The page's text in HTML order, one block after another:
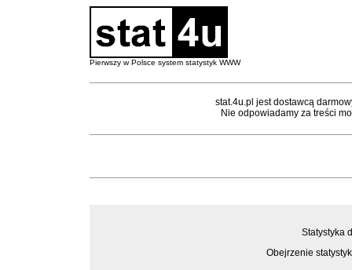
Pierwszy w Polsce system statystyk WWW
stat.4u.pl jest dostawcą
Nie odpowiadamy za treści
Statystyka
Obejrzenie